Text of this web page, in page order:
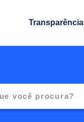
Transparência